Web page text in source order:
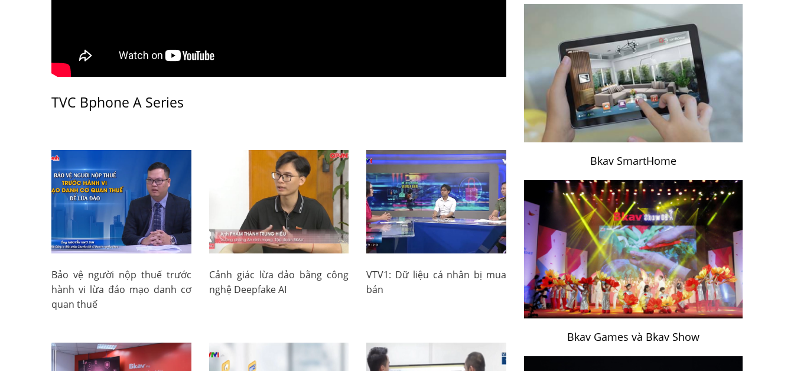
TVC Bphone A Series
Bảo vệ người nộp thuế trước
hành vi lừa đảo mạo danh cơ
quan thuế
Cảnh giác lừa đảo bằng công
nghệ Deepfake AI
VTV1: Dữ liệu cá nhân bị mua
bán
Bkav SmartHome
Bkav Games và Bkav Show